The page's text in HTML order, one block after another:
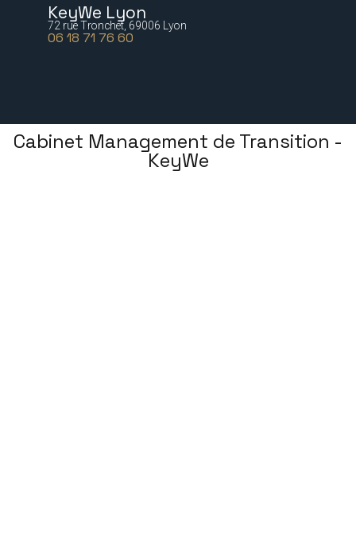
KeyWe Lyon
72 rue Tronchet, 69006 Lyon
06 18 71 76 60
Cabinet Management de Transition -
KeyWe